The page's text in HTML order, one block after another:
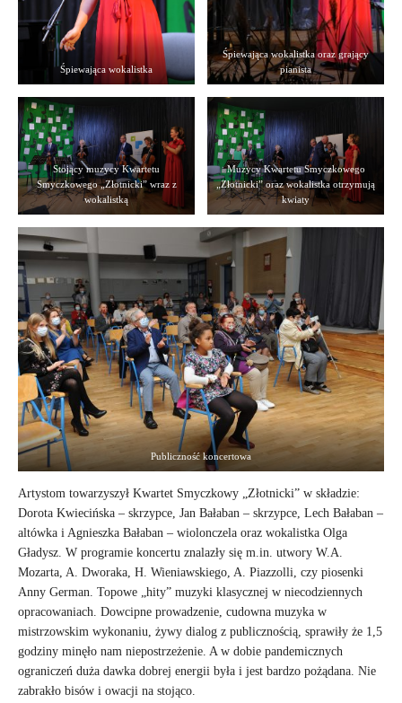
Śpiewająca wokalistka
Śpiewająca wokalistka oraz grający
pianista
Stojący muzycy Kwartetu
Smyczkowego „Złotnicki” wraz z
wokalistką
Muzycy Kwartetu Smyczkowego
„Złotnicki” oraz wokalistka otrzymują
kwiaty
Publiczność koncertowa
Artystom towarzyszył Kwartet Smyczkowy „Złotnicki” w składzie:
Dorota Kwiecińska – skrzypce, Jan Bałaban – skrzypce, Lech Bałaban –
altówka i Agnieszka Bałaban – wiolonczela oraz wokalistka Olga
Gładysz. W programie koncertu znalazły się m.in. utwory W.A.
Mozarta, A. Dworaka, H. Wieniawskiego, A. Piazzolli, czy piosenki
Anny German. Topowe „hity” muzyki klasycznej w niecodziennych
opracowaniach. Dowcipne prowadzenie, cudowna muzyka w
mistrzowskim wykonaniu, żywy dialog z publicznością, sprawiły że 1,5
godziny minęło nam niepostrzeżenie. A w dobie pandemicznych
ograniczeń duża dawka dobrej energii była i jest bardzo pożądana. Nie
zabrakło bisów i owacji na stojąco.